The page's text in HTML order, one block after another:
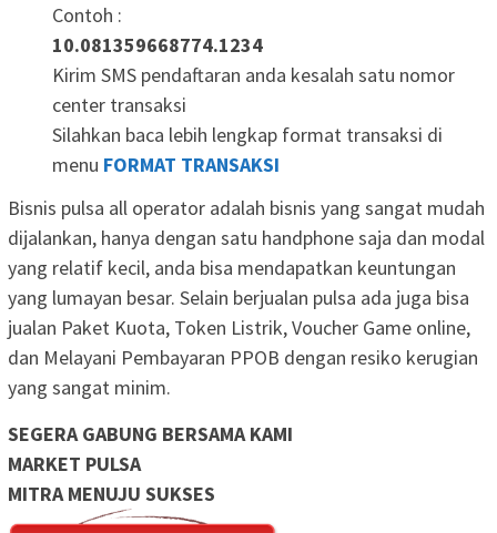
Contoh :
10.081359668774.1234
Kirim SMS pendaftaran anda kesalah satu nomor
center transaksi
Silahkan baca lebih lengkap format transaksi di
menu FORMAT TRANSAKSI
Bisnis pulsa all operator adalah bisnis yang sangat mudah
dijalankan, hanya dengan satu handphone saja dan modal
yang relatif kecil, anda bisa mendapatkan keuntungan
yang lumayan besar. Selain berjualan pulsa ada juga bisa
jualan Paket Kuota, Token Listrik, Voucher Game online,
dan Melayani Pembayaran PPOB dengan resiko kerugian
yang sangat minim.
SEGERA GABUNG BERSAMA KAMI
MARKET PULSA
MITRA MENUJU SUKSES